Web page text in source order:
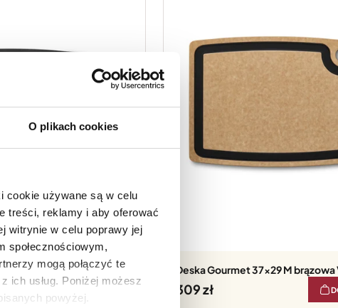
O plikach cookies
cookie używane są w celu
treści, reklamy i aby oferować
witrynie w celu poprawy jej
społecznościowym,
mogą połączyć te
ich usług. Poniżej możesz
powyżej.
M czarna Victorinox
DO KOSZYKA
Deska Gourmet 37x29 M
309